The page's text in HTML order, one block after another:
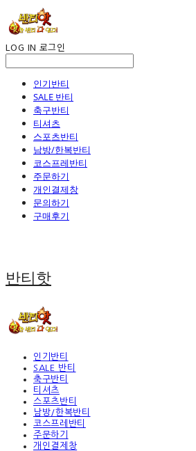
LOG IN 로그인
인기반티
SALE 반티
축구반티
티셔츠
스포츠반티
남방/한복반티
코스프레반티
주문하기
개인결제창
문의하기
구매후기
반티핫
인기반티
SALE 반티
축구반티
티셔츠
스포츠반티
남방/한복반티
코스프레반티
주문하기
개인결제창